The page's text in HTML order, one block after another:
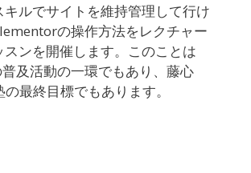
キルでサイトを維持管理して行け
の操作方法をレクチャー
ンを開催します。このことは
及活動の一環でもあり、藤心
最終目標でもあります。